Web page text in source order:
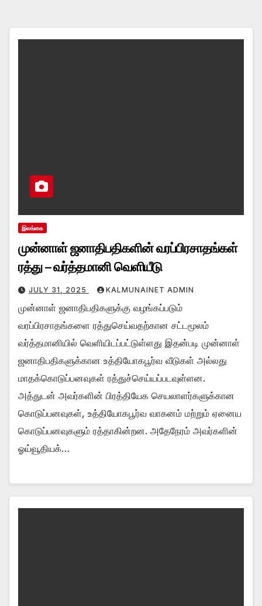
இலங்கை
முன்னாள் ஜனாதிபதிகளின் வரப்பிரசாதங்கள்
ரத்து – வர்த்தமானி வெளியீடு
JULY 31, 2025 KALMUNAINET ADMIN
முன்னாள் ஜனாதிபதிகளுக்கு வழங்கப்படும்
வரப்பிரசாதங்களை ரத்துசெய்வதற்கான சட்டமூலம்
வர்த்தமானியில் வெளியிடப்பட்டுள்ளது இதன்படி முன்னாள்
ஜனாதிபதிகளுக்கான உத்தியோகபூர்வ வீடுகள் அல்லது
மாதக்கொடுப்பனவுகள் ரத்துச்செய்யப்படவுள்ளன.
அத்துடன் அவர்களின் பிரத்தியேக செயலாளர்களுக்கான
கொடுப்பனவுகள், உத்தியோகபூர்வ வாகனம் மற்றும் ஏனைய
கொடுப்பனவுகளும் ரத்தாகின்றன. அதேநேரம் அவர்களின்
ஓய்வூதியக்…